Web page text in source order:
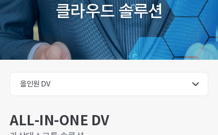
클라우드 솔루션
ALL-IN-ONE DV